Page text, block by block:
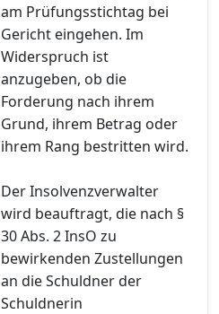
am Prüfungsstichtag bei
Gericht eingehen. Im
Widerspruch ist
anzugeben, ob die
Forderung nach ihrem
Grund, ihrem Betrag oder
ihrem Rang bestritten wird.
Der Insolvenzverwalter
wird beauftragt, die nach §
30 Abs. 2 InsO zu
bewirkenden Zustellungen
an die Schuldner der
Schuldnerin